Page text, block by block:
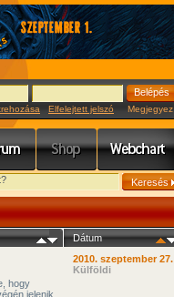
Elfelejtett jelszó Megjegyez
Dátum
hogy
jelenik
2010. szeptember 27.
Külföldi